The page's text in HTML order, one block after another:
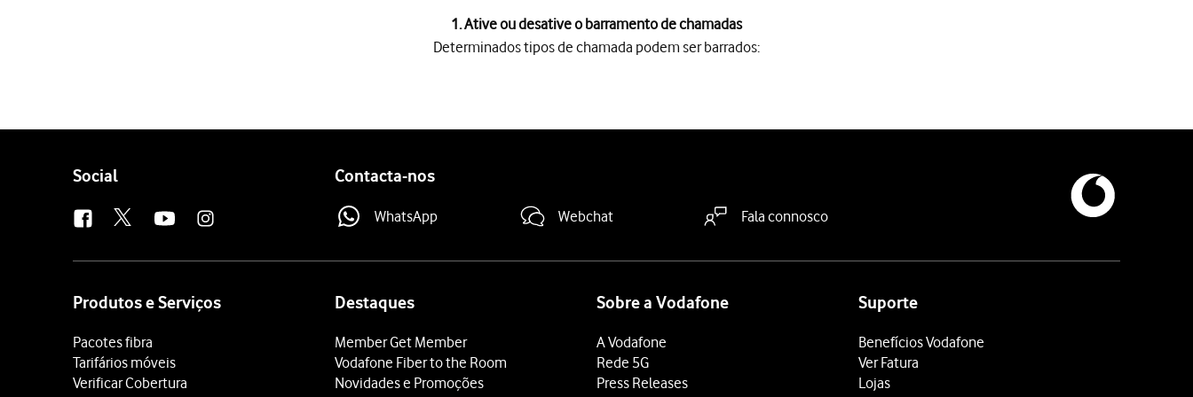
1. Ative ou desative o barramento de chamadas
Determinados tipos de chamada podem ser barrados:
Follow
Social Contacta-nos
WhatsApp Webchat Fala connosco
Produtos e Serviços
Pacotes fibra
Tarifários móveis
Verificar Cobertura
Destaques
Member Get Member
Vodafone Fiber to the Room
Novidades e Promoções
Sobre a Vodafone
A Vodafone
Rede 5G
Press Releases
Suporte
Benefícios Vodafone
Ver Fatura
Lojas